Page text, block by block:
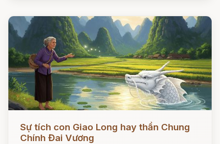
Sự tích con Giao Long hay thần Chung
Chính Đai Vương